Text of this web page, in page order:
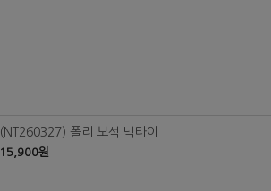
(NT260327) 폴리 보석 넥타이
15,900원